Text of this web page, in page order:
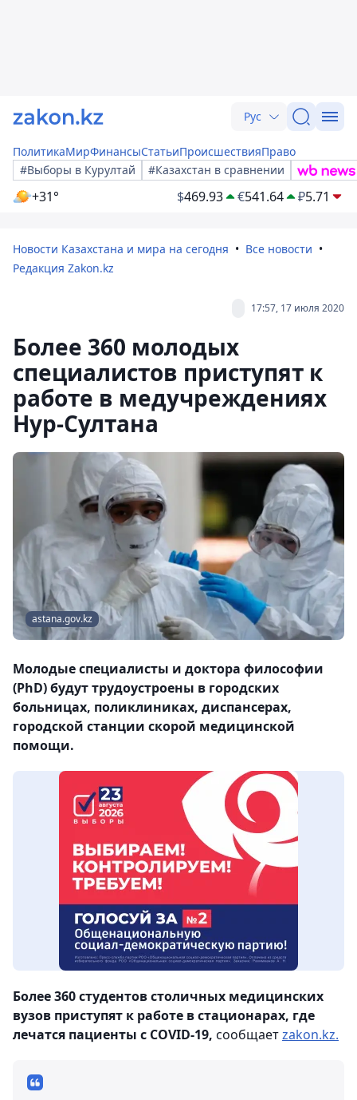
Рус
ПолитикаМирФинансыСтатьиПроисшествияПраво
#Выборы в Курултай
#Казахстан в сравнении
+31° $469.93 €541.64 ₽5.71
Новости Казахстана и мира на сегодня
Все новости
Редакция Zakon.kz
17:57, 17 июля 2020
Более 360 молодых
специалистов приступят к
работе в медучреждениях
Нур-Султана
astana.gov.kz
Молодые специалисты и доктора философии
(PhD) будут трудоустроены в городских
больницах, поликлиниках, диспансерах,
городской станции скорой медицинской
помощи.
Более 360 студентов столичных медицинских
вузов приступят к работе в стационарах, где
лечатся пациенты с COVID-19, сообщаетzakon.kz.